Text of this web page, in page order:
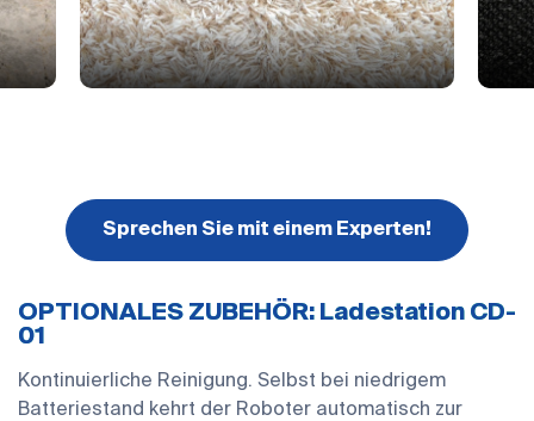
Sprechen Sie mit einem Experten!
OPTIONALES ZUBEHÖR: Ladestation CD-
01
Kontinuierliche Reinigung. Selbst bei niedrigem
Batteriestand kehrt der Roboter automatisch zur